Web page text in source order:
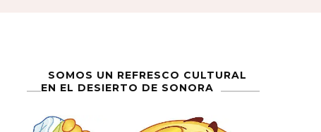
SOMOS UN REFRESCO CULTURAL
EN EL DESIERTO DE SONORA